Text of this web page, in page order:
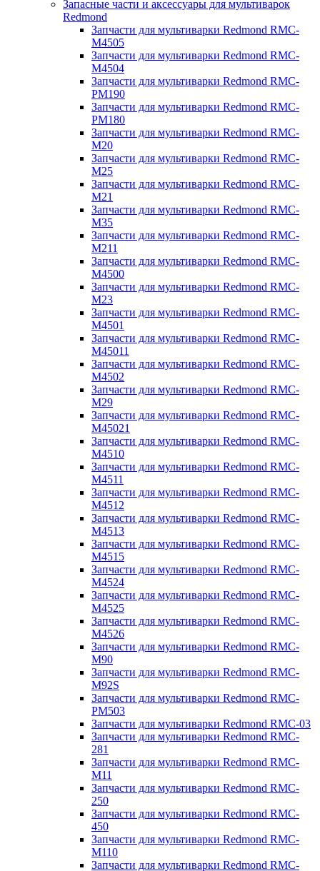
Запасные части и аксессуары для мультиварок
Redmond
Запчасти для мультиварки Redmond RMC-
M4505
Запчасти для мультиварки Redmond RMC-
M4504
Запчасти для мультиварки Redmond RMC-
PM190
Запчасти для мультиварки Redmond RMC-
PM180
Запчасти для мультиварки Redmond RMC-
M20
Запчасти для мультиварки Redmond RMC-
M25
Запчасти для мультиварки Redmond RMC-
M21
Запчасти для мультиварки Redmond RMC-
M35
Запчасти для мультиварки Redmond RMC-
M211
Запчасти для мультиварки Redmond RMC-
M4500
Запчасти для мультиварки Redmond RMC-
M23
Запчасти для мультиварки Redmond RMC-
M4501
Запчасти для мультиварки Redmond RMC-
M45011
Запчасти для мультиварки Redmond RMC-
M4502
Запчасти для мультиварки Redmond RMC-
M29
Запчасти для мультиварки Redmond RMC-
M45021
Запчасти для мультиварки Redmond RMC-
M4510
Запчасти для мультиварки Redmond RMC-
M4511
Запчасти для мультиварки Redmond RMC-
M4512
Запчасти для мультиварки Redmond RMC-
M4513
Запчасти для мультиварки Redmond RMC-
M4515
Запчасти для мультиварки Redmond RMC-
M4524
Запчасти для мультиварки Redmond RMC-
M4525
Запчасти для мультиварки Redmond RMC-
M4526
Запчасти для мультиварки Redmond RMC-
M90
Запчасти для мультиварки Redmond RMC-
M92S
Запчасти для мультиварки Redmond RMC-
PM503
Запчасти для мультиварки Redmond RMC-03
Запчасти для мультиварки Redmond RMC-
281
Запчасти для мультиварки Redmond RMC-
M11
Запчасти для мультиварки Redmond RMC-
250
Запчасти для мультиварки Redmond RMC-
450
Запчасти для мультиварки Redmond RMC-
M110
Запчасти для мультиварки Redmond RMC-